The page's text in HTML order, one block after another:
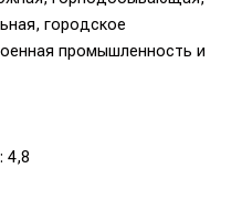
городское
промышленность и
4,8